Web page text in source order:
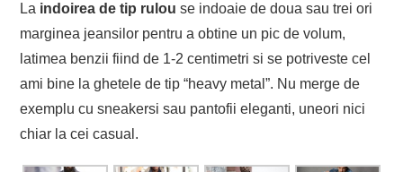
La indoirea de tip rulou se indoaie de doua sau trei ori
marginea jeansilor pentru a obtine un pic de volum,
latimea benzii fiind de 1-2 centimetri si se potriveste cel
ami bine la ghetele de tip “heavy metal”. Nu merge de
exemplu cu sneakersi sau pantofii eleganti, uneori nici
chiar la cei casual.